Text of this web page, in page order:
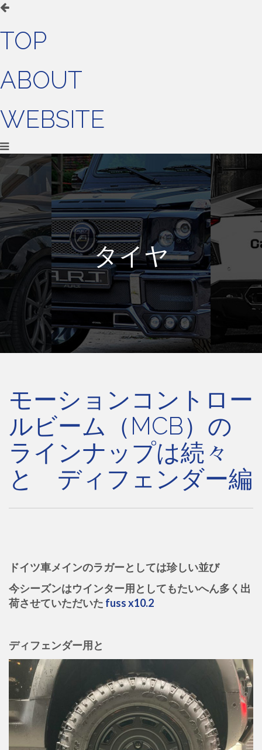
TOP
ABOUT
WEBSITE
タイヤ
モーションコントロー
ルビーム（MCB）の
ラインナップは続々
と ディフェンダー編
ドイツ車メインのラガーとしては珍しい並び
今シーズンはウインター用としてもたいへん多く出
荷させていただいた fuss x10.2
ディフェンダー用と